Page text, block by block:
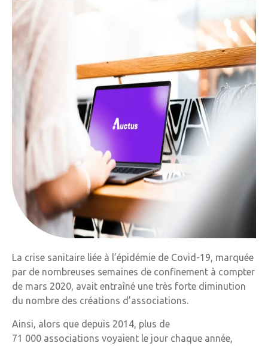
La crise sanitaire liée à l’épidémie de Covid-19, marquée
par de nombreuses semaines de confinement à compter
de mars 2020, avait entraîné une très forte diminution
du nombre des créations d’associations.
Ainsi, alors que depuis 2014, plus de
71 000 associations voyaient le jour chaque année,